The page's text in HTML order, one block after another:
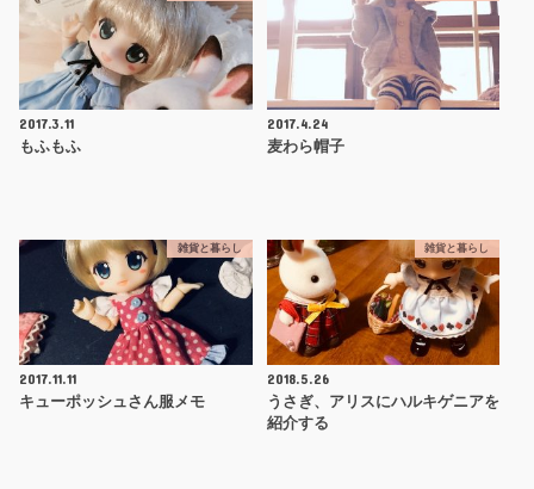
2017.3.11
もふもふ
2017.4.24
麦わら帽子
雑貨と暮らし
2017.11.11
キューポッシュさん服メモ
雑貨と暮らし
2018.5.26
うさぎ、アリスにハルキゲニアを
紹介する